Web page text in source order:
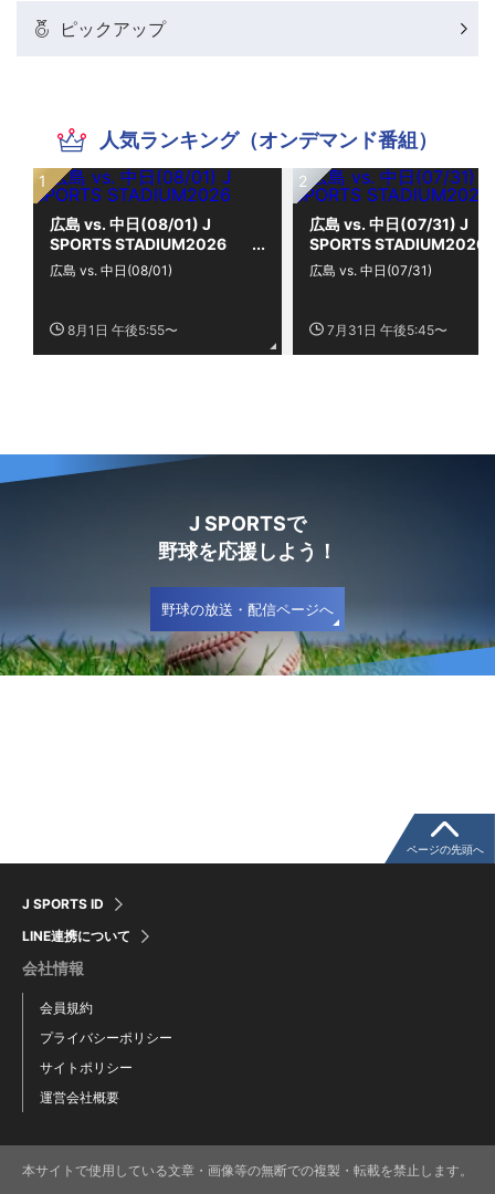
ピックアップ
人気ランキング（オンデマンド番組）
広島 vs. 中日(08/01) J
SPORTS STADIUM2026
8月1日 午後5:55〜
広島 vs. 中日(08/01)
広島 vs. 中日(07/31) J
SPORTS STADIUM2026
7月31日 午後5:45〜
広島 vs. 中日(07/31)
J SPORTSで
野球を応援しよう！
野球の放送・配信ページへ
J SPORTS ID
LINE連携について
会社情報
会員規約
プライバシーポリシー
サイトポリシー
運営会社概要
ページの先頭へ
本サイトで使用している文章・画像等の無断での複製・転載を禁止します。